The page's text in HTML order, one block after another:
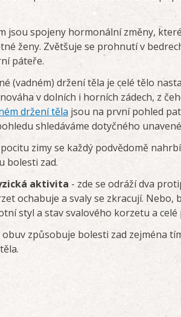
jsou spojeny hormonální změny,
ženy. Zvětšuje se prohnutí v
páteře.
(vadném) držení těla je celé tělo
v dolních i horních zádech, z
držení těla jsou na první pohled
shledáváme dotyčného
zimy se každý podvědomě
bolesti zad.
aktivita - zde se odráží dva
ochabuje a svaly se zkracují.
styl a stav svalového korzetu a celé
způsobuje bolesti zad zejména